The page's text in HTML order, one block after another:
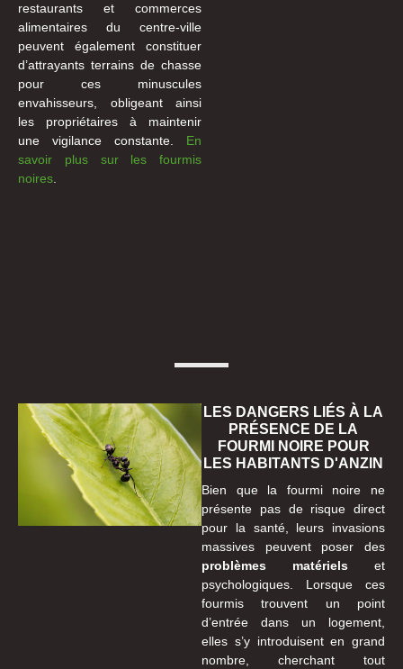
restaurants et commerces
alimentaires du centre-ville
peuvent également constituer
d’attrayants terrains de chasse
pour ces minuscules
envahisseurs, obligeant ainsi
les propriétaires à maintenir
une vigilance constante. En
savoir plus sur les fourmis
noires
LES DANGERS LIÉS À LA
PRÉSENCE DE LA
FOURMI NOIRE POUR
LES HABITANTS D'ANZIN
Bien que la fourmi noire ne
présente pas de risque direct
pour la santé, leurs invasions
massives peuvent poser des
problèmes matériels et
psychologiques. Lorsque ces
fourmis trouvent un point
d’entrée dans un logement,
elles s’y introduisent en grand
nombre, cherchant tout